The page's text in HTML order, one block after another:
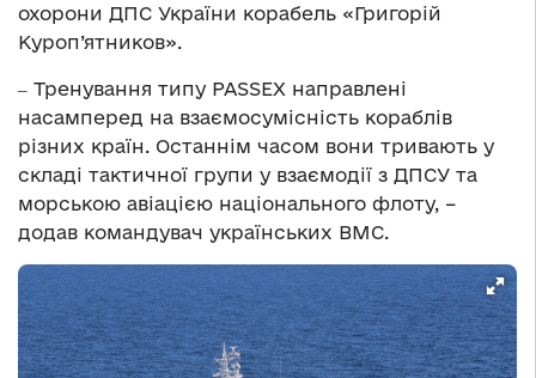
охорони ДПС України корабель «Григорій
Куроп’ятников».
‒ Тренування типу PASSEX направлені
насамперед на взаємосумісність кораблів
різних країн. Останнім часом вони тривають у
складі тактичної групи у взаємодії з ДПСУ та
морською авіацією національного флоту, –
додав командувач українських ВМС.